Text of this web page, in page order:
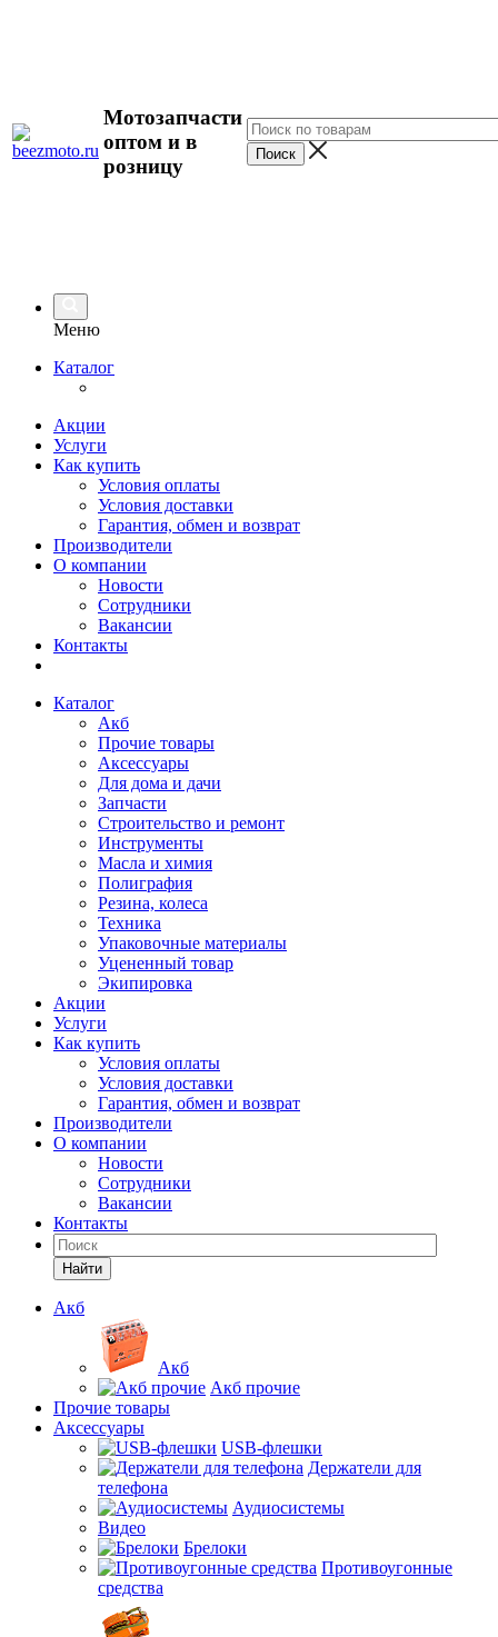
Мотозапчасти
оптом и в
розницу
Меню
Каталог
Акции
Услуги
Как купить
Условия оплаты
Условия доставки
Гарантия, обмен и возврат
Производители
О компании
Новости
Сотрудники
Вакансии
Контакты
Каталог
Акб
Прочие товары
Аксессуары
Для дома и дачи
Запчасти
Строительство и ремонт
Инструменты
Масла и химия
Полиграфия
Резина, колеса
Техника
Упаковочные материалы
Уцененный товар
Экипировка
Акции
Услуги
Как купить
Условия оплаты
Условия доставки
Гарантия, обмен и возврат
Производители
О компании
Новости
Сотрудники
Вакансии
Контакты
Найти
Акб
Акб
Акб прочие
Прочие товары
Аксессуары
USB-флешки
Держатели для
телефона
Аудиосистемы
Видео
Брелоки
Противоугонные
средства